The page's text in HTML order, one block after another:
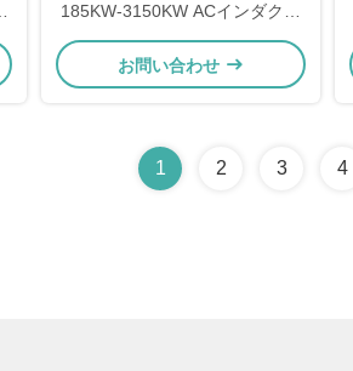
185KW-3150KW ACインダクシ
ョンモーター
お問い合わせ
1 2 3 4